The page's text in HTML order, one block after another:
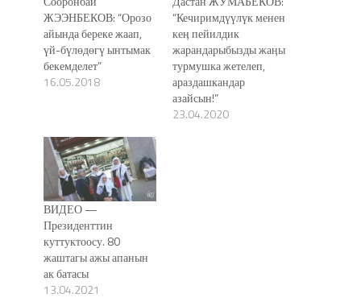
ЖЭЭНБЕКОВ: “Орозо
айында береке жаап,
үй-бүлөдөгү ынтымак
бекемделет”
16.05.2018
“Кечиримдүүлүк менен
кеӊ пейилдик
жарандарыбызды жаӊы
турмушка жетелеп,
араздашкандар
азайсын!”
23.04.2020
ВИДЕО —
Президенттин
куттуктоосу. 80
жаштагы ажы апанын
ак батасы
13.04.2021